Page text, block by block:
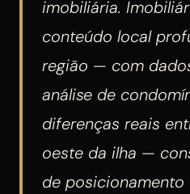
imobiliária.
conteúdo local
região — com
análise de
diferenças reais
oeste da ilha —
de posicionamento